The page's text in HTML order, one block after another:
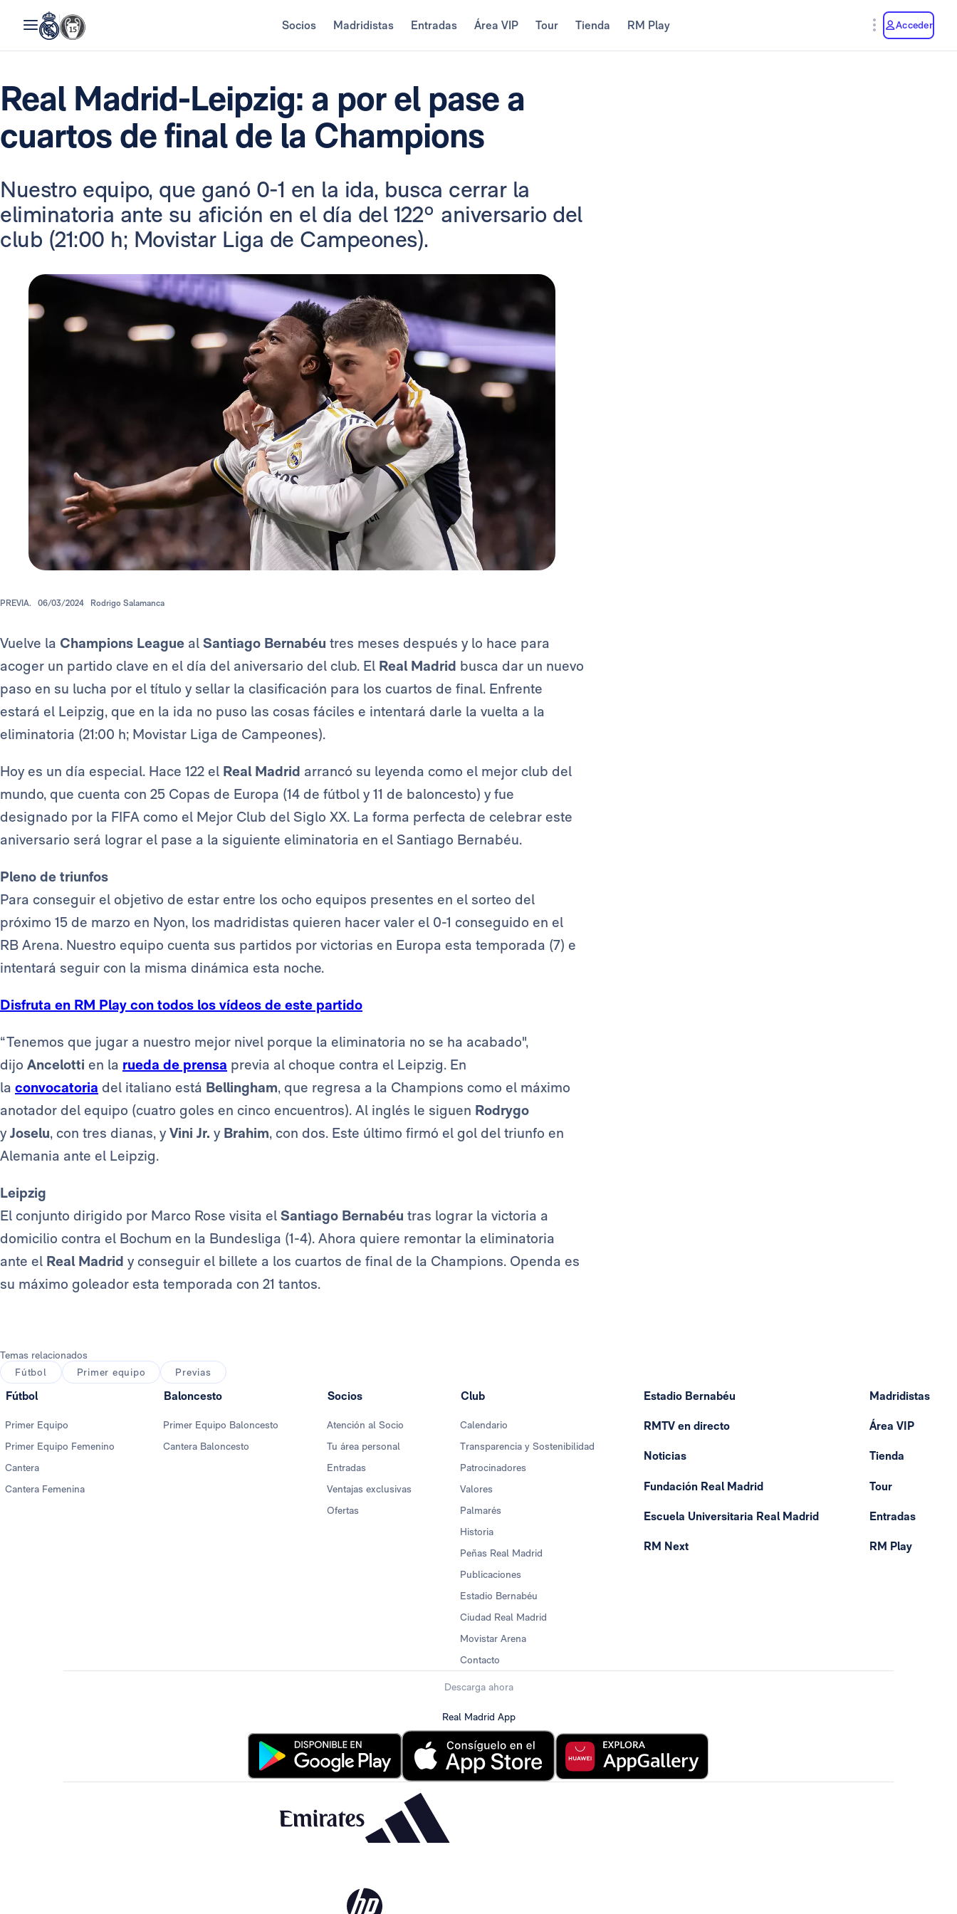
Socios Madridistas Entradas Área VIP Tour Tienda RM Play Acceder
Real Madrid-Leipzig: a por el pase a
cuartos de final de la Champions
Nuestro equipo, que ganó 0-1 en la ida, busca cerrar la
eliminatoria ante su afición en el día del 122º aniversario del
club (21:00 h; Movistar Liga de Campeones).
PREVIA. 06/03/2024 Rodrigo Salamanca
Vuelve la Champions League al Santiago Bernabéu tres meses después y lo hace para
acoger un partido clave en el día del aniversario del club. El Real Madrid busca dar un nuevo
paso en su lucha por el título y sellar la clasificación para los cuartos de final. Enfrente
estará el Leipzig, que en la ida no puso las cosas fáciles e intentará darle la vuelta a la
eliminatoria (21:00 h; Movistar Liga de Campeones).
Hoy es un día especial. Hace 122 el Real Madrid arrancó su leyenda como el mejor club del
mundo, que cuenta con 25 Copas de Europa (14 de fútbol y 11 de baloncesto) y fue
designado por la FIFA como el Mejor Club del Siglo XX. La forma perfecta de celebrar este
aniversario será lograr el pase a la siguiente eliminatoria en el Santiago Bernabéu.
Pleno de triunfos
Para conseguir el objetivo de estar entre los ocho equipos presentes en el sorteo del
próximo 15 de marzo en Nyon, los madridistas quieren hacer valer el 0-1 conseguido en el
RB Arena. Nuestro equipo cuenta sus partidos por victorias en Europa esta temporada (7) e
intentará seguir con la misma dinámica esta noche.
Disfruta en RM Play con todos los vídeos de este partido
“Tenemos que jugar a nuestro mejor nivel porque la eliminatoria no se ha acabado",
dijo Ancelotti en la rueda de prensa previa al choque contra el Leipzig. En
la convocatoria del italiano está Bellingham, que regresa a la Champions como el máximo
anotador del equipo (cuatro goles en cinco encuentros). Al inglés le siguen Rodrygo
y Joselu, con tres dianas, y Vini Jr. y Brahim, con dos. Este último firmó el gol del triunfo en
Alemania ante el Leipzig.
Leipzig
El conjunto dirigido por Marco Rose visita el Santiago Bernabéu tras lograr la victoria a
domicilio contra el Bochum en la Bundesliga (1-4). Ahora quiere remontar la eliminatoria
ante el Real Madrid y conseguir el billete a los cuartos de final de la Champions. Openda es
su máximo goleador esta temporada con 21 tantos.
Temas relacionados
Fútbol
Primer equipo Previas
Fútbol
Primer Equipo
Primer Equipo Femenino
Cantera
Cantera Femenina
Baloncesto
Primer Equipo Baloncesto
Cantera Baloncesto
Socios
Atención al Socio
Tu área personal
Entradas
Ventajas exclusivas
Ofertas
Club
Calendario
Transparencia y Sostenibilidad
Patrocinadores
Valores
Palmarés
Historia
Peñas Real Madrid
Publicaciones
Estadio Bernabéu
Ciudad Real Madrid
Movistar Arena
Contacto
Estadio Bernabéu
RMTV en directo
Noticias
Fundación Real Madrid
Escuela Universitaria Real Madrid
RM Next
Madridistas
Área VIP
Tienda
Tour
Entradas
RM Play
Descarga ahora
Real Madrid App